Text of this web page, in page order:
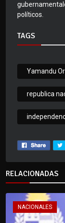
políticos.
TAGS
Yamandu
republica
RELACIONADAS
NACIONALES